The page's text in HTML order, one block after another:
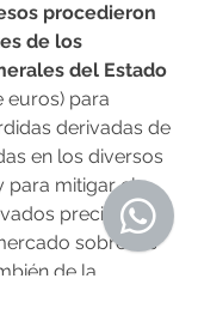
procedieron
de los
del Estado
euros) para
derivadas de
en los diversos
para mitigar el
precios
sobre los
de la